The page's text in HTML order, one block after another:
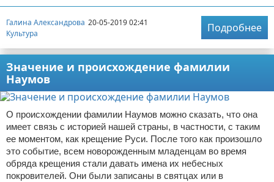
Галина Александрова 20-05-2019 02:41
Культура
Подробнее
Значение и происхождение фамилии
Наумов
О происхождении фамилии Наумов можно сказать, что она
имеет связь с историей нашей страны, в частности, с таким
ее моментом, как крещение Руси. После того как произошло
это событие, всем новорожденным младенцам во время
обряда крещения стали давать имена их небесных
покровителей. Они были записаны в святцах или в